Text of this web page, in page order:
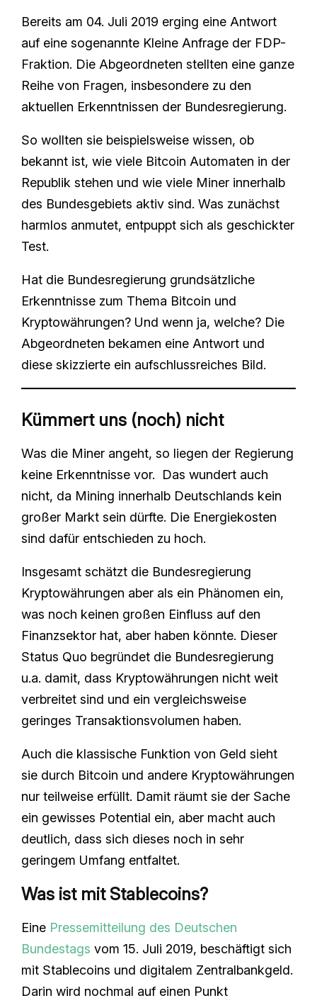
Bereits am 04. Juli 2019 erging eine Antwort
auf eine sogenannte Kleine Anfrage der FDP-
Fraktion. Die Abgeordneten stellten eine ganze
Reihe von Fragen, insbesondere zu den
aktuellen Erkenntnissen der Bundesregierung.
So wollten sie beispielsweise wissen, ob
bekannt ist, wie viele Bitcoin Automaten in der
Republik stehen und wie viele Miner innerhalb
des Bundesgebiets aktiv sind. Was zunächst
harmlos anmutet, entpuppt sich als geschickter
Test.
Hat die Bundesregierung grundsätzliche
Erkenntnisse zum Thema Bitcoin und
Kryptowährungen? Und wenn ja, welche? Die
Abgeordneten bekamen eine Antwort und
diese skizzierte ein aufschlussreiches Bild.
Kümmert uns (noch) nicht
Was die Miner angeht, so liegen der Regierung
keine Erkenntnisse vor. Das wundert auch
nicht, da Mining innerhalb Deutschlands kein
großer Markt sein dürfte. Die Energiekosten
sind dafür entschieden zu hoch.
Insgesamt schätzt die Bundesregierung
Kryptowährungen aber als ein Phänomen ein,
was noch keinen großen Einfluss auf den
Finanzsektor hat, aber haben könnte. Dieser
Status Quo begründet die Bundesregierung
u.a. damit, dass Kryptowährungen nicht weit
verbreitet sind und ein vergleichsweise
geringes Transaktionsvolumen haben.
Auch die klassische Funktion von Geld sieht
sie durch Bitcoin und andere Kryptowährungen
nur teilweise erfüllt. Damit räumt sie der Sache
ein gewisses Potential ein, aber macht auch
deutlich, dass sich dieses noch in sehr
geringem Umfang entfaltet.
Was ist mit Stablecoins?
Eine Pressemitteilung des Deutschen
Bundestags vom 15. Juli 2019, beschäftigt sich
mit Stablecoins und digitalem Zentralbankgeld.
Darin wird nochmal auf einen Punkt